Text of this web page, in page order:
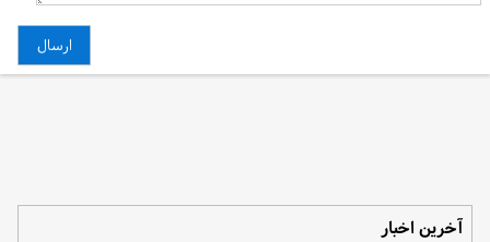
آخرین اخبار